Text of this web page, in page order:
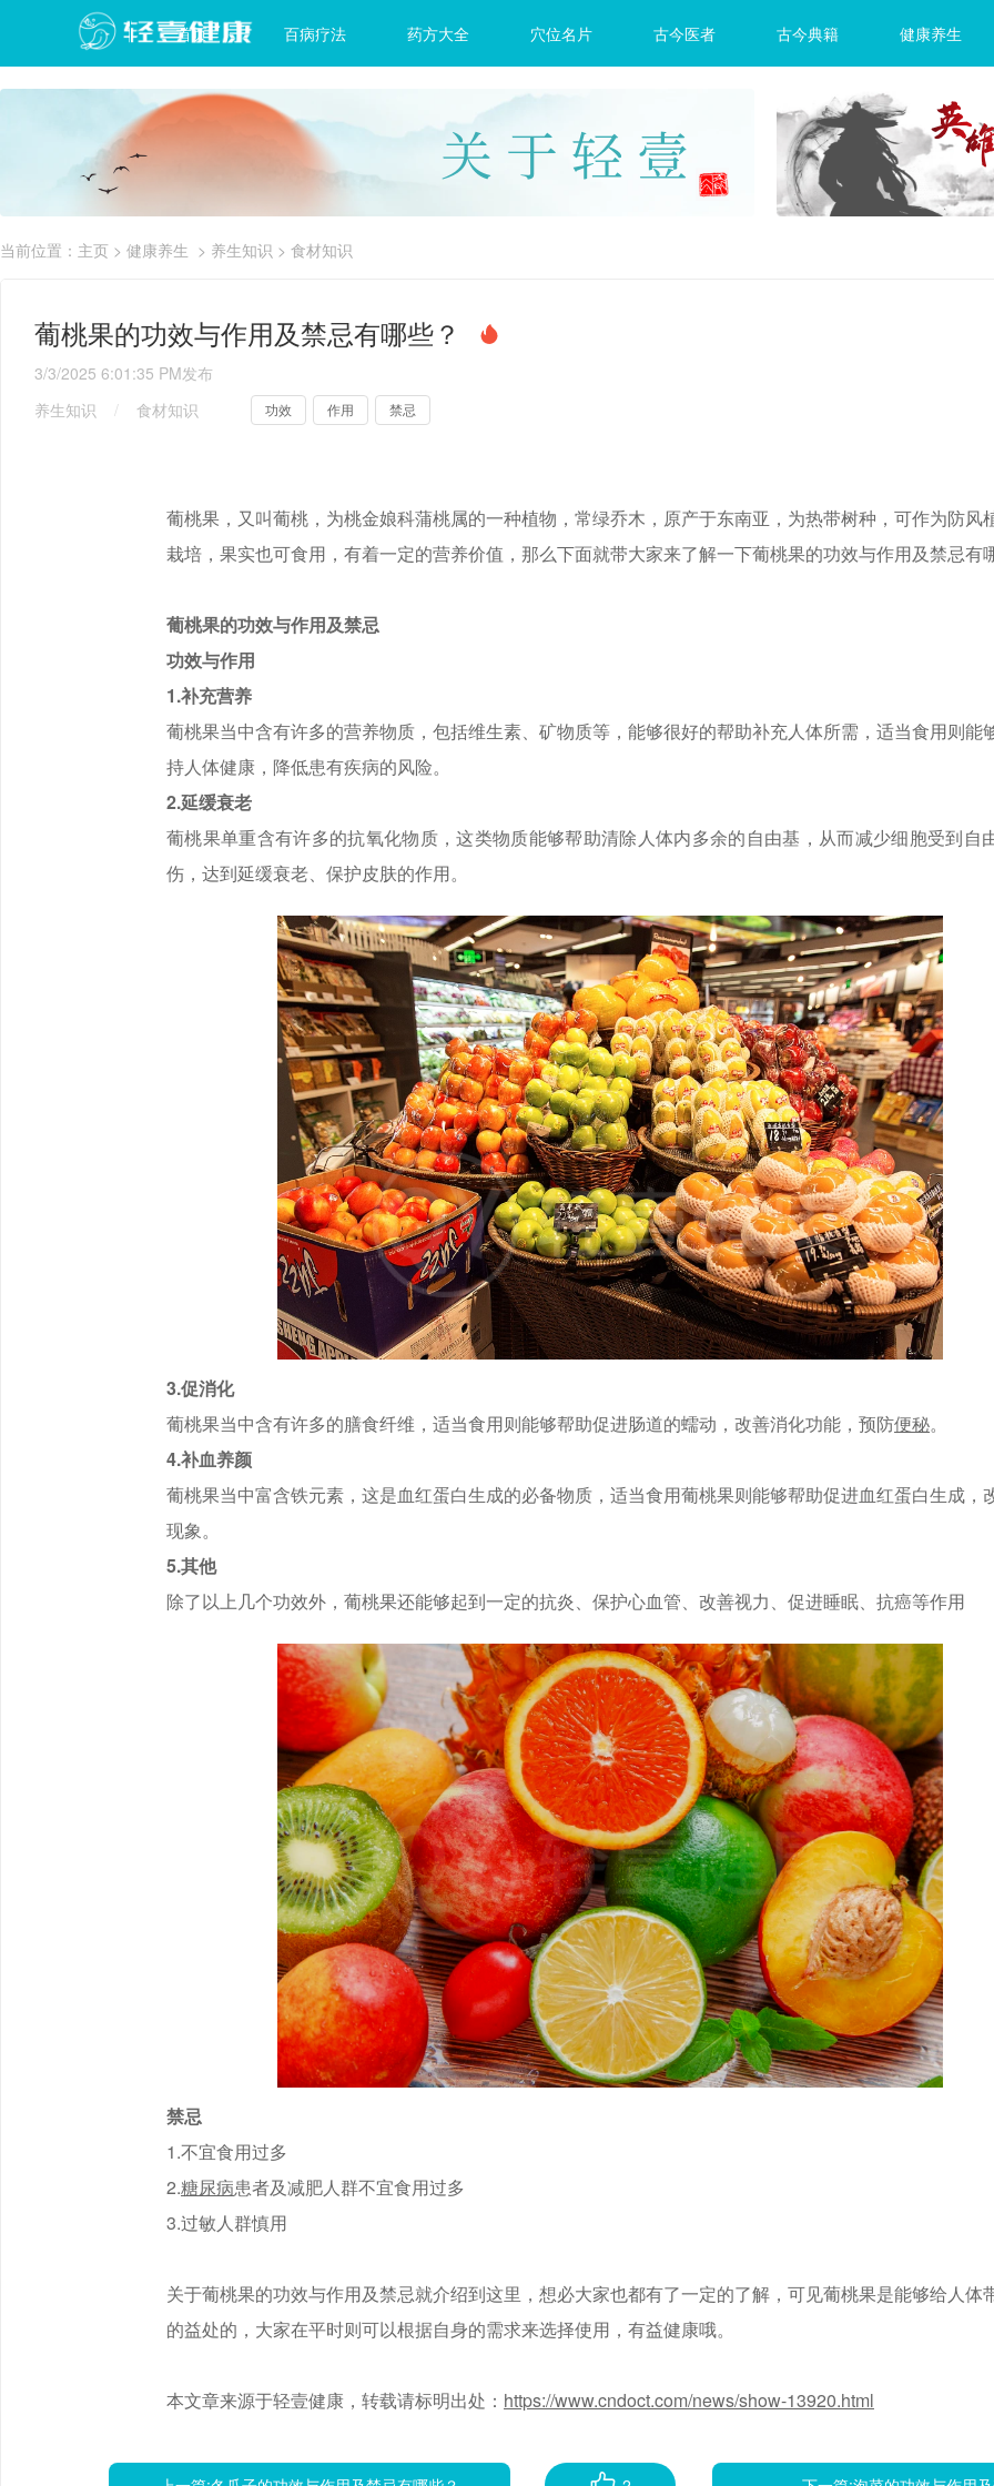
首页 百病疗法 药方大全 穴位名片 古今医者 古今典籍 健康养生
当前位置： 主页 > 健康养生 > 养生知识 > 食材知识
葡桃果的功效与作用及禁忌有哪些？
3/3/2025 6:01:35 PM发布
养生知识
/ 食材知识 功效 作用 禁忌
葡桃果，又叫葡桃，为桃金娘科蒲桃属的一种植物，常绿乔木，原产于东南亚，为热带树种，可作为防风
栽培，果实也可食用，有着一定的营养价值，那么下面就带大家来了解一下葡桃果的功效与作用及禁忌有
葡桃果的功效与作用及禁忌
功效与作用
1.补充营养
葡桃果当中含有许多的营养物质，包括维生素、矿物质等，能够很好的帮助补充人体所需，适当食用则能
持人体健康，降低患有疾病的风险。
2.延缓衰老
葡桃果单重含有许多的抗氧化物质，这类物质能够帮助清除人体内多余的自由基，从而减少细胞受到自
伤，达到延缓衰老、保护皮肤的作用。
3.促消化
葡桃果当中含有许多的膳食纤维，适当食用则能够帮助促进肠道的蠕动，改善消化功能，预防便秘。
4.补血养颜
葡桃果当中富含铁元素，这是血红蛋白生成的必备物质，适当食用葡桃果则能够帮助促进血红蛋白生成，
现象。
5.其他
除了以上几个功效外，葡桃果还能够起到一定的抗炎、保护心血管、改善视力、促进睡眠、抗癌等作用
禁忌
1.不宜食用过多
2.糖尿病患者及减肥人群不宜食用过多
3.过敏人群慎用
关于葡桃果的功效与作用及禁忌就介绍到这里，想必大家也都有了一定的了解，可见葡桃果是能够给人体
的益处的，大家在平时则可以根据自身的需求来选择使用，有益健康哦。
本文章来源于轻壹健康，转载请标明出处： https://www.cndoct.com/news/show-13920.html